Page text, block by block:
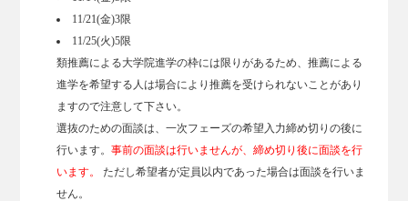
11/21(金)3限
11/25(火)5限
類推薦による大学院進学の枠には限りがあるため、推薦による
進学を希望する人は場合により推薦を受けられないことがあり
ますので注意して下さい。
選抜のための面談は、一次フェーズの希望入力締め切りの後に
行います。事前の面談は行いませんが、締め切り後に面談を行
います。
ただし希望者が定員以内であった場合は面談を行いま
せん。